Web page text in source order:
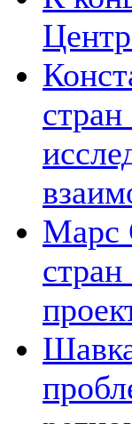
Марс